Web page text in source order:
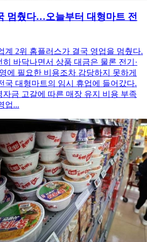
멈췄다…오늘부터 대형마트 전
계 2위 홈플러스가 결국 영업을 멈췄다.
바닥나면서 상품 대금은 물론 전기·
에 필요한 비용조차 감당하지 못하게
국 대형마트의 임시 휴업에 들어갔다.
자금 고갈에 따른 매장 유지 비용 부족
업...